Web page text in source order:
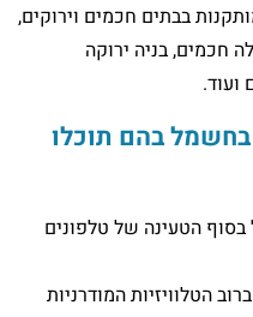
בבתים חכמים וירוקים,
חכמים, בניה ירוקה
בחשמל בהם תוכלו
הטעינה של טלפונים
הטלוויזיות המודרניות